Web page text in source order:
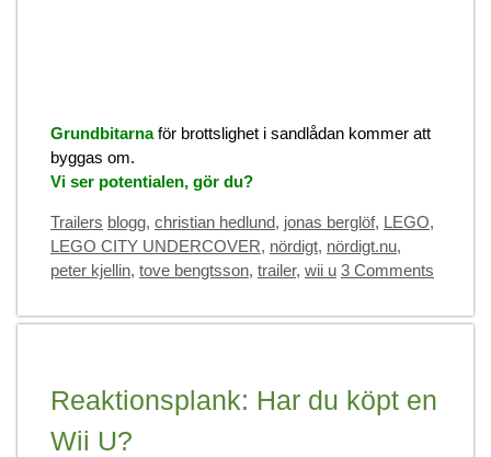
Grundbitarnaför brottslighet i sandlådan kommer att
byggas om.
Vi ser potentialen, gör du?
Categories
Trailers Tags
blogg, christian hedlund, jonas berglöf, LEGO,
LEGO CITY UNDERCOVER, nördigt, nördigt.nu,
peter kjellin, tove bengtsson, trailer, wii u 3 Comments
Reaktionsplank: Har du köpt en
Wii U?